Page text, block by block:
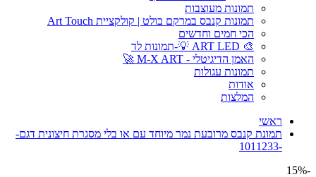
תמונות מעוצבות
תמונות קנבס במרקם בולט | קולקציית Art Touch
הכי חמים וחדשים
🎨 ART LED 💡-תמונות לד
האמן הדיגיטלי - M-X ART 🚀
תמונות עגולות
אודות
המלצות
ראשי
תמונת קנבס מרובעת נמר מיוחד עם או בלי מסגרת חיצונית דגם-
-1011233
-15%